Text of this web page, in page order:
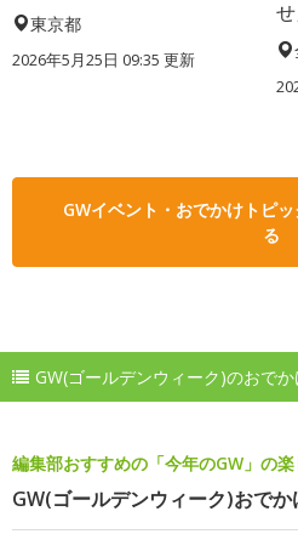
東京都
2026年5月25日 09:35 更新
せ
GWイベント・おでかけトピ
る
GW(ゴールデンウィーク)のおで
編集部おすすめの「今年のGW」の
GW(ゴールデンウィーク)おで